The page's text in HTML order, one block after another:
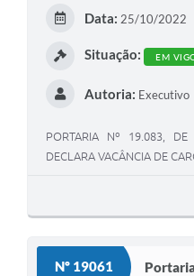
Data: 25/10/2022
Situação: EM
Autoria: Executivo
PORTARIA Nº 19.083,
DECLARA VACÂNCIA DE
Nº 19061